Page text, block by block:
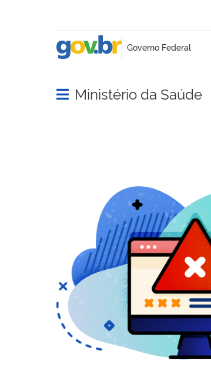
Abrir menu principal de navegação
Ministério da Saúde